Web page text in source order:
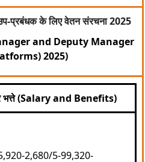
प्रबंधक के लिए वेतन संरचना 2025
and Deputy Manager
2025)
भत्ते (Salary and Benefits)
2,680/5-99,320-